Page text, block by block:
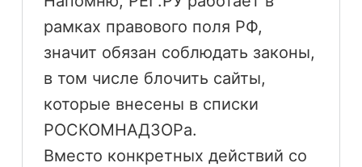
рамках правового поля РФ,
значит обязан соблюдать законы,
в том числе блочить сайты,
которые внесены в списки
РОСКОМНАДЗОРа.
Вместо конкретных действий со